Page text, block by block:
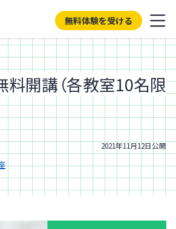
無料体験を受ける
料開講（各教室10名限
2021年11月12日公開